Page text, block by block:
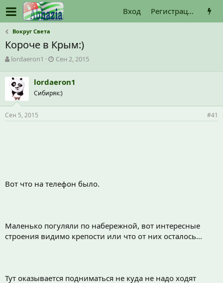
Вход Регистрация
Вокруг Света
Короче в Крым:)
А
т
о
р
т
е
м
lordaeron1
Д
а
н
а
Сен 2, 2015
lordaeron1
Сибиряк:)
Сен 5, 2015 #41
Вот что на телефон было.
Маленько погуляли по набережной, вот интересные
строения видимо крепости или что от них осталось...
Тут оказывается подниматься не куда не надо ходят